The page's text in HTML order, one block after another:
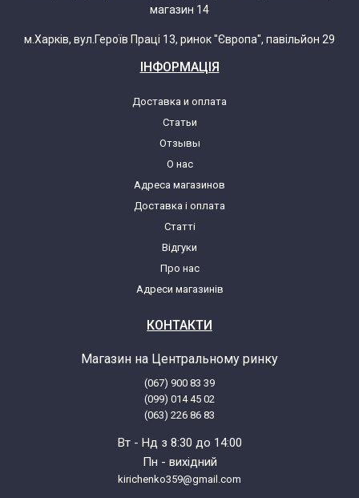
магазин 14
м.Харків, вул.Героїв Праці 13, ринок "Європа", павільйон 29
ІНФОРМАЦІЯ
Доставка и оплата
Статьи
Отзывы
О нас
Адреса магазинов
Доставка і оплата
Статті
Відгуки
Про нас
Адреси магазинів
КОНТАКТИ
Магазин на Центральному ринку
(067) 900 83 39
(099) 014 45 02
(063) 226 86 83
Вт - Нд з 8:30 до 14:00
Пн - вихідний
kirichenko359@gmail.com